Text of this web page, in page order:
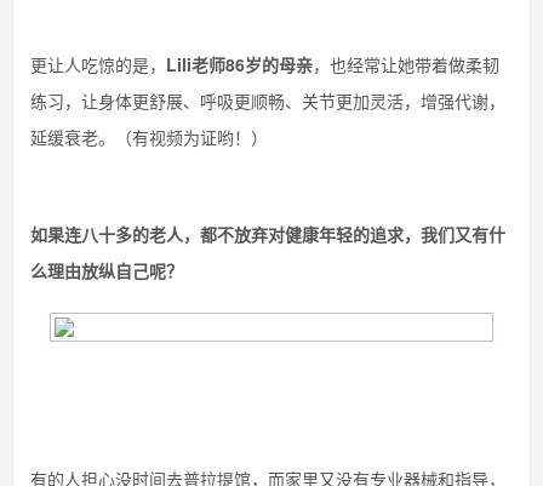
更让人吃惊的是， Lili老师86岁的母亲，也经常让她带着做柔韧
练习，让身体更舒展、呼吸更顺畅、关节更加灵活，增强代谢，
延缓衰老。（有视频为证哟！）
如果连八十多的老人，都不放弃对健康年轻的追求，我们又有什
么理由放纵自己呢？
有的人担心没时间去普拉提馆，而家里又没有专业器械和指导，